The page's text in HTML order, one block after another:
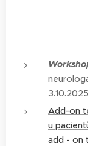
Add-on
u
add - on